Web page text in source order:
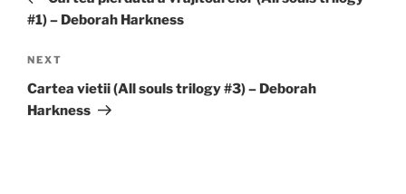
#1) – Deborah Harkness
Next
Post
NEXT
Cartea vietii (All souls trilogy #3) – Deborah
Harkness